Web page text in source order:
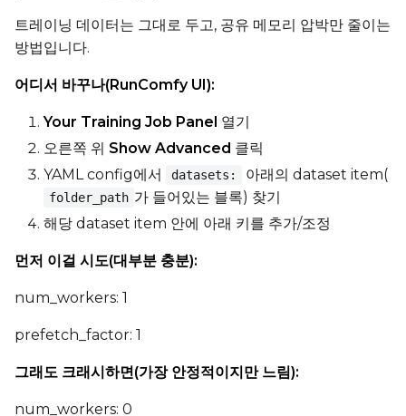
트레이닝 데이터는 그대로 두고, 공유 메모리 압박만 줄이는
방법입니다.
어디서 바꾸나(RunComfy UI):
Your Training Job Panel 열기
오른쪽 위 Show Advanced 클릭
YAML config에서
datasets: 아래의 dataset item(
folder_path 가 들어있는 블록) 찾기
해당 dataset item 안에 아래 키를 추가/조정
먼저 이걸 시도(대부분 충분):
num_workers: 1
prefetch_factor: 1
그래도 크래시하면(가장 안정적이지만 느림):
num_workers: 0